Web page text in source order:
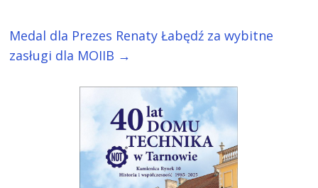
Medal dla Prezes Renaty Łabędź za wybitne
zasługi dla MOIIB →